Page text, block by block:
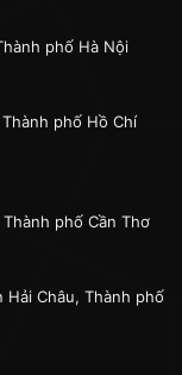
phố Hà Nội
phố Hồ Chí
phố Cần Thơ
Hải Châu, Thành phố